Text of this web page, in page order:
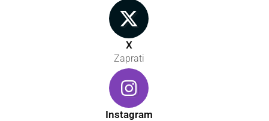
X
Zaprati
Instagram